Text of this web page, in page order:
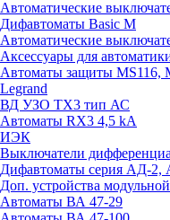
Автоматические
Дифавтоматы Basic M
Автоматические
Аксессуары для
Автоматы защиты MS116,
Legrand
ВД УЗО TX3 тип АС
Автоматы RX3 4,5 kA
ИЭК
Выключатели
Дифавтоматы серия АД-
Доп. устройства
Автоматы ВА 47-29